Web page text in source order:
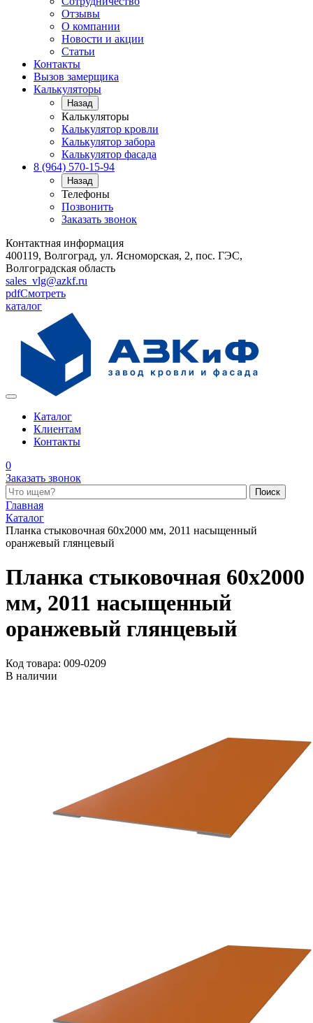
Отзывы
О компании
Новости и акции
Статьи
Контакты
Вызов замерщика
Калькуляторы
Назад
Калькуляторы
Калькулятор кровли
Калькулятор забора
Калькулятор фасада
8 (964) 570-15-94
Назад
Телефоны
Позвонить
Заказать звонок
Контактная информация
400119, Волгоград, ул. Ясноморская, 2, пос. ГЭС,
Волгоградская область
sales_vlg@azkf.ru
pdfСмотреть
каталог
Каталог
Клиентам
Контакты
0
Заказать звонок
Поиск по каталогу
Главная
Каталог
Планка стыковочная 60x2000 мм, 2011 насыщенный
оранжевый глянцевый
Планка стыковочная 60x2000
мм, 2011 насыщенный
оранжевый глянцевый
Код товара: 009-0209
В наличии